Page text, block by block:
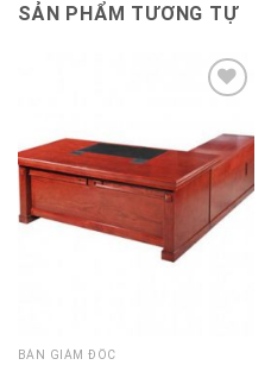
SẢN PHẨM TƯƠNG TỰ
Thêm
sản
phẩm
yêu
thích
BÀN GIÁM ĐỐC